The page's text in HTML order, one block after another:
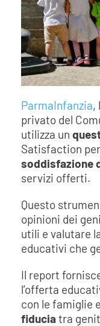
ParmaInfanzia,
privato del
utilizza un
Satisfaction
soddisfazione
servizi offerti.
Questo
opinioni dei
utili e valutare
educativi che
Il report
l’offerta
con le famiglie
fiduciatra